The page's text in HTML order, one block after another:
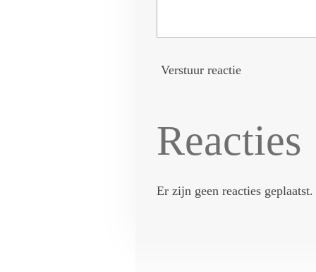
Verstuur reactie
Reacties
Er zijn geen reacties geplaatst.